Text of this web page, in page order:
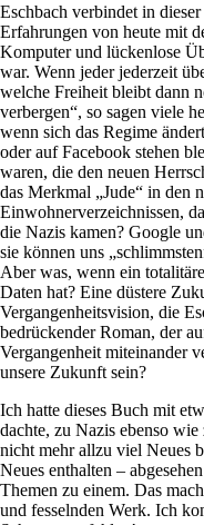
Eschbach verbindet in
Erfahrungen von heute mit
Komputer und lückenlose
war. Wenn jeder jederzeit
welche Freiheit bleibt dann
verbergen“, so sagen viele
wenn sich das Regime
oder auf Facebook stehen
waren, die den neuen
das Merkmal „Jude“ in den
Einwohnerverzeichnissen,
die Nazis kamen? Google
sie können uns
Aber was, wenn ein
Daten hat? Eine düstere
Vergangenheitsvision, die
bedrückender Roman, der
Vergangenheit miteinander
unsere Zukunft sein?
Ich hatte dieses Buch mit
dachte, zu Nazis ebenso
nicht mehr allzu viel Neues
Neues enthalten –
Themen zu einem. Das
und fesselnden Werk. Ich